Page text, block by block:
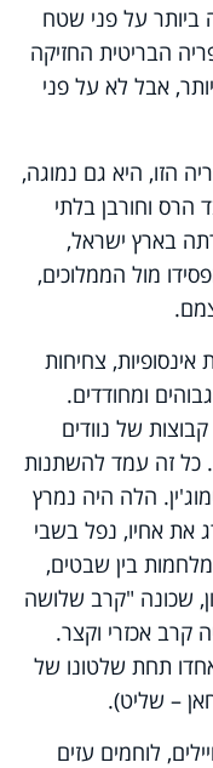
ביותר על פני שטח
הבריטית החזיקה
אבל לא על פני
הזו, היא גם נמוגה,
וחורבן בלתי
בארץ ישראל,
מול הממלוכים,
צחיחות
ומחודדים.
של נוודים
כל זה עמד להשתנות
הלה היה נמרץ
את אחיו, נפל בשבי
בין שבטים,
שכונה "קרב שלושה
אכזרי וקצר.
תחת שלטונו של
– שליט).
לוחמים עזים